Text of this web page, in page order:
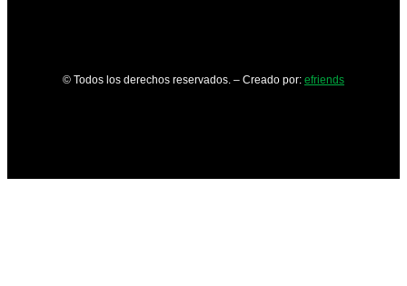
© Todos los derechos reservados. – Creado por: efriends